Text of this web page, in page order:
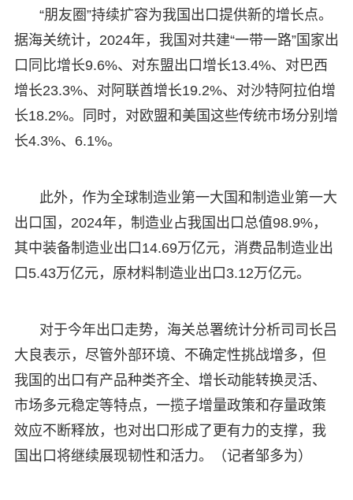
“朋友圈”持续扩容为我国出口提供新的增长点。
据海关统计，2024年，我国对共建“一带一路”国家出
口同比增长9.6%、对东盟出口增长13.4%、对巴西
增长23.3%、对阿联酋增长19.2%、对沙特阿拉伯增
长18.2%。同时，对欧盟和美国这些传统市场分别增
长4.3%、6.1%。
此外，作为全球制造业第一大国和制造业第一大
出口国，2024年，制造业占我国出口总值98.9%，
其中装备制造业出口14.69万亿元，消费品制造业出
口5.43万亿元，原材料制造业出口3.12万亿元。
对于今年出口走势，海关总署统计分析司司长吕
大良表示，尽管外部环境、不确定性挑战增多，但
我国的出口有产品种类齐全、增长动能转换灵活、
市场多元稳定等特点，一揽子增量政策和存量政策
效应不断释放，也对出口形成了更有力的支撑，我
国出口将继续展现韧性和活力。（记者邹多为）